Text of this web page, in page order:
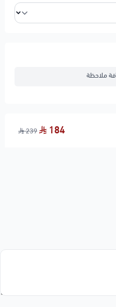
ملاحظة
184
239